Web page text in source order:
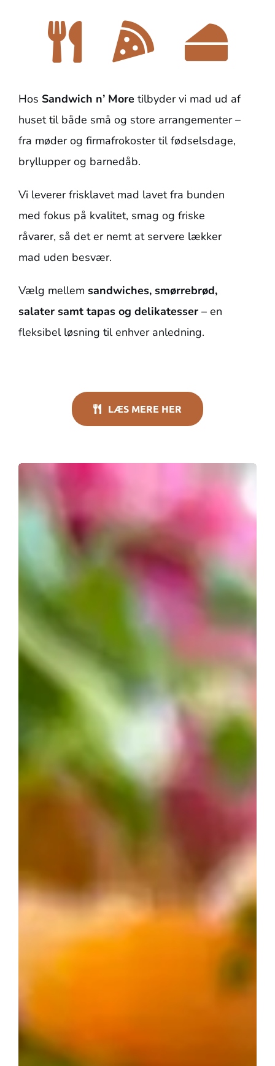
Hos Sandwich n’ More tilbyder vi mad ud af
huset til både små og store arrangementer –
fra møder og firmafrokoster til fødselsdage,
bryllupper og barnedåb.
Vi leverer frisklavet mad lavet fra bunden
med fokus på kvalitet, smag og friske
råvarer, så det er nemt at servere lækker
mad uden besvær.
Vælg mellem sandwiches, smørrebrød,
salater samt tapas og delikatesser– en
fleksibel løsning til enhver anledning.
LÆS MERE HER